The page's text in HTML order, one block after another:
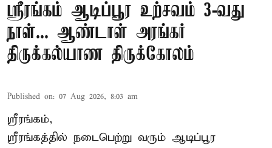
ஸ்ரீரங்கம் ஆடிப்பூர உற்சவம் 3-வது
நாள்... ஆண்டாள் அரங்கர்
திருக்கல்யாண திருக்கோலம்
Published on: 07 Aug 2026, 8:03 am
ஸ்ரீரங்கம்,
ஸ்ரீரங்கத்தில் நடைபெற்று வரும் ஆடிப்பூர